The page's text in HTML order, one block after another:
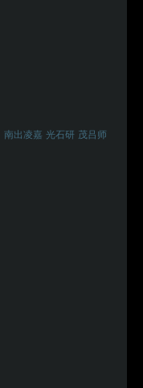
南出凌嘉 光石研 茂吕师